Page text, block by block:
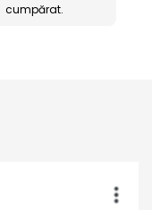
cumpărat.